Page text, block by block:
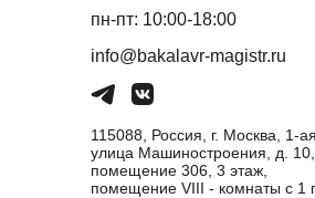
пн-пт: 10:00-18:00
info@bakalavr-magistr.ru
115088, Россия, г. Москва, 1-ая
улица Машиностроения, д. 10,
помещение 306, 3 этаж,
помещение VIII - комнаты с 1